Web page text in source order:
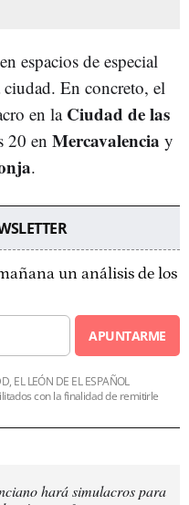
espacios de especial
En concreto, el
en la Ciudad de las
20 en Mercavalencia y
.
un análisis de los
APUNTARME
EL LEÓN DE EL ESPAÑOL
con la finalidad de remitirle
hará simulacros para